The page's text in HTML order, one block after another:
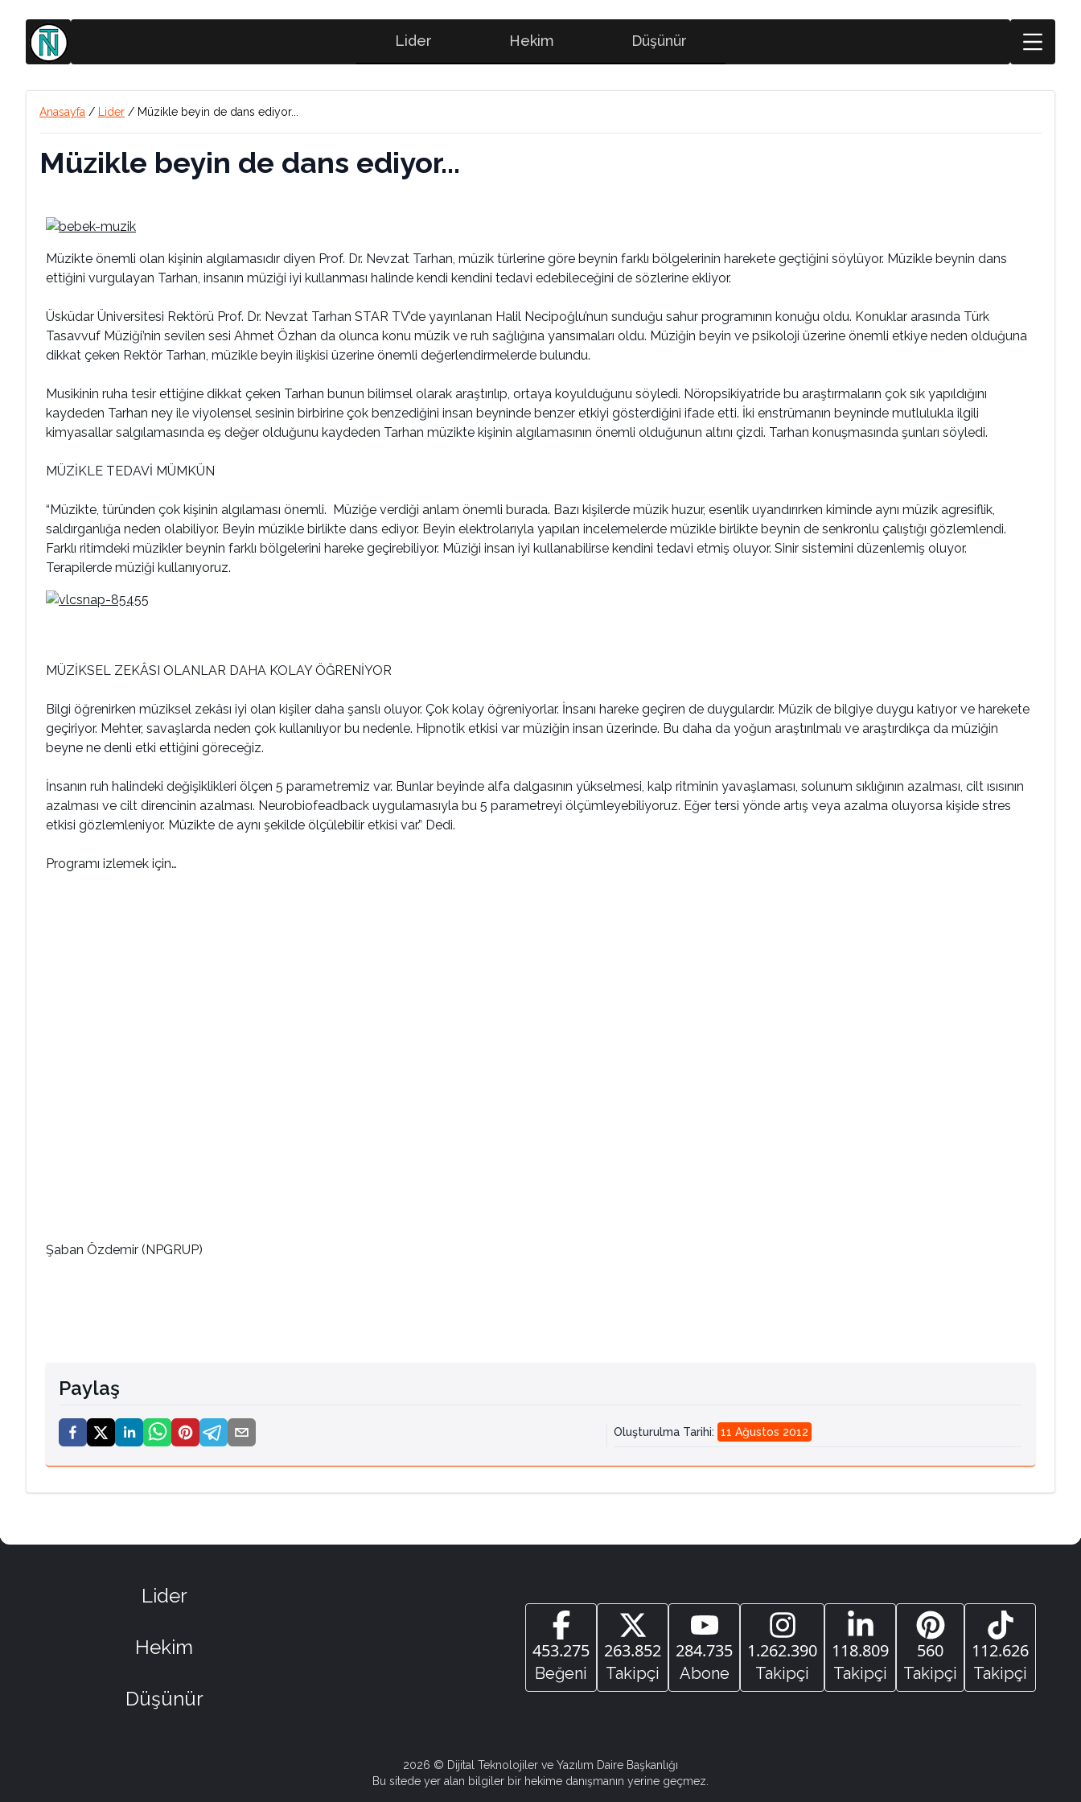
Lider Hekim Düşünür
Anasayfa / Lider / Müzikle beyin de dans ediyor...
Müzikle beyin de dans ediyor...
Müzikte önemli olan kişinin algılamasıdır diyen Prof. Dr. Nevzat Tarhan, müzik türlerine göre beynin farklı bölgelerinin harekete geçtiğini söylüyor. Müzikle beynin dans
ettiğini vurgulayan Tarhan, insanın müziği iyi kullanması halinde kendi kendini tedavi edebileceğini de sözlerine ekliyor.
Üsküdar Üniversitesi Rektörü Prof. Dr. Nevzat Tarhan STAR TV’de yayınlanan Halil Necipoğlu’nun sunduğu sahur programının konuğu oldu. Konuklar arasında Türk
Tasavvuf Müziği’nin sevilen sesi Ahmet Özhan da olunca konu müzik ve ruh sağlığına yansımaları oldu. Müziğin beyin ve psikoloji üzerine önemli etkiye neden olduğuna
dikkat çeken Rektör Tarhan, müzikle beyin ilişkisi üzerine önemli değerlendirmelerde bulundu.
Musikinin ruha tesir ettiğine dikkat çeken Tarhan bunun bilimsel olarak araştırılıp, ortaya koyulduğunu söyledi. Nöropsikiyatride bu araştırmaların çok sık yapıldığını
kaydeden Tarhan ney ile viyolensel sesinin birbirine çok benzediğini insan beyninde benzer etkiyi gösterdiğini ifade etti. İki enstrümanın beyninde mutlulukla ilgili
kimyasallar salgılamasında eş değer olduğunu kaydeden Tarhan müzikte kişinin algılamasının önemli olduğunun altını çizdi. Tarhan konuşmasında şunları söyledi.
MÜZİKLE TEDAVİ MÜMKÜN
“Müzikte, türünden çok kişinin algılaması önemli. Müziğe verdiği anlam önemli burada. Bazı kişilerde müzik huzur, esenlik uyandırırken kiminde aynı müzik agresiflik,
saldırganlığa neden olabiliyor. Beyin müzikle birlikte dans ediyor. Beyin elektrolarıyla yapılan incelemelerde müzikle birlikte beynin de senkronlu çalıştığı gözlemlendi.
Farklı ritimdeki müzikler beynin farklı bölgelerini hareke geçirebiliyor. Müziği insan iyi kullanabilirse kendini tedavi etmiş oluyor. Sinir sistemini düzenlemiş oluyor.
Terapilerde müziği kullanıyoruz.
MÜZİKSEL ZEKÂSI OLANLAR DAHA KOLAY ÖĞRENİYOR
Bilgi öğrenirken müziksel zekâsı iyi olan kişiler daha şanslı oluyor. Çok kolay öğreniyorlar. İnsanı hareke geçiren de duygulardır. Müzik de bilgiye duygu katıyor ve harekete
geçiriyor. Mehter, savaşlarda neden çok kullanılıyor bu nedenle. Hipnotik etkisi var müziğin insan üzerinde. Bu daha da yoğun araştırılmalı ve araştırdıkça da müziğin
beyne ne denli etki ettiğini göreceğiz.
İnsanın ruh halindeki değişiklikleri ölçen 5 parametremiz var. Bunlar beyinde alfa dalgasının yükselmesi, kalp ritminin yavaşlaması, solunum sıklığının azalması, cilt ısısının
azalması ve cilt direncinin azalması. Neurobiofeadback uygulamasıyla bu 5 parametreyi ölçümleyebiliyoruz. Eğer tersi yönde artış veya azalma oluyorsa kişide stres
etkisi gözlemleniyor. Müzikte de aynı şekilde ölçülebilir etkisi var.” Dedi.
Programı izlemek için…
Şaban Özdemir (NPGRUP)
Paylaş
Oluşturulma Tarihi: 11 Ağustos 2012
Lider
Hekim
Düşünür
453.275
Beğeni
263.852
Takipçi
284.735
Abone
1.262.390
Takipçi
118.809
Takipçi
560
Takipçi
112.626
Takipçi
2026 © Dijital Teknolojiler ve Yazılım Daire Başkanlığı
Bu sitede yer alan bilgiler bir hekime danışmanın yerine geçmez.